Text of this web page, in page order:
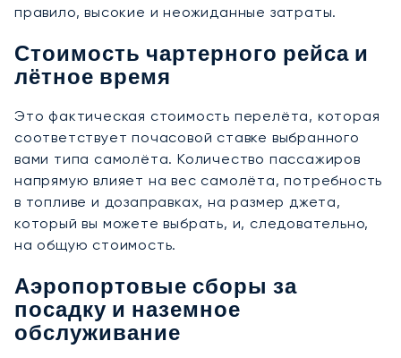
правило, высокие и неожиданные затраты.
Стоимость чартерного рейса и
лётное время
Это фактическая стоимость перелёта, которая
соответствует почасовой ставке выбранного
вами типа самолёта. Количество пассажиров
напрямую влияет на вес самолёта, потребность
в топливе и дозаправках, на размер джета,
который вы можете выбрать, и, следовательно,
на общую стоимость.
Аэропортовые сборы за
посадку и наземное
обслуживание